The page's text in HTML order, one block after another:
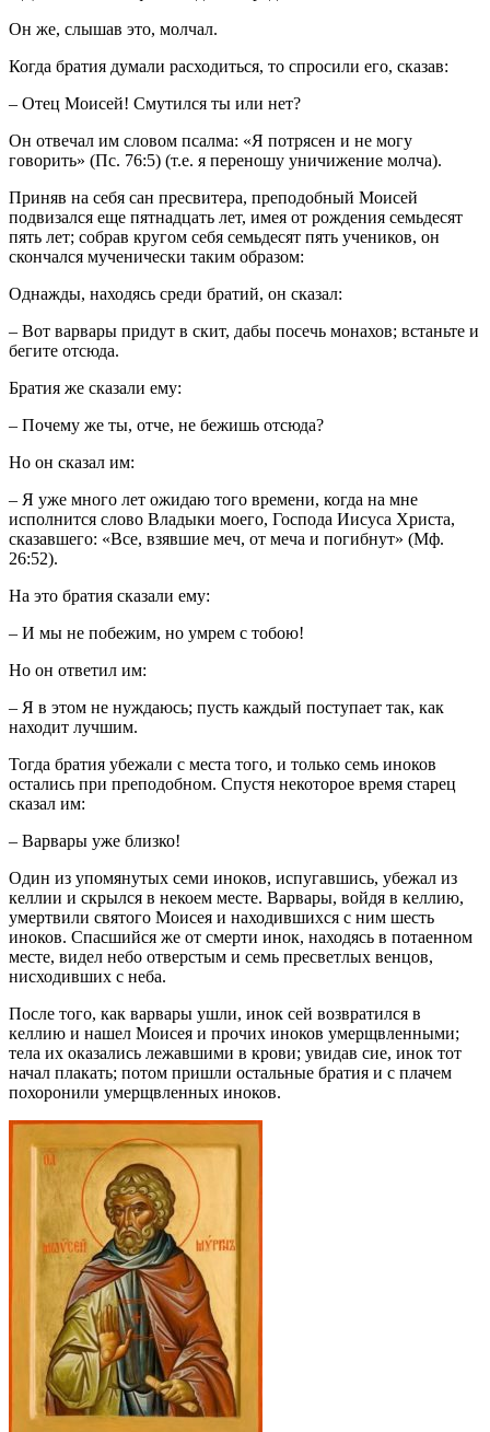
Он же, слышав это, молчал.
Когда братия думали расходиться, то спросили его, сказав:
– Отец Моисей! Смутился ты или нет?
Он отвечал им словом псалма: «Я потрясен и не могу
говорить» (Пс. 76:5) (т.е. я переношу уничижение молча).
Приняв на себя сан пресвитера, преподобный Моисей
подвизался еще пятнадцать лет, имея от рождения семьдесят
пять лет; собрав кругом себя семьдесят пять учеников, он
скончался мученически таким образом:
Однажды, находясь среди братий, он сказал:
– Вот варвары придут в скит, дабы посечь монахов; встаньте и
бегите отсюда.
Братия же сказали ему:
– Почему же ты, отче, не бежишь отсюда?
Но он сказал им:
– Я уже много лет ожидаю того времени, когда на мне
исполнится слово Владыки моего, Господа Иисуса Христа,
сказавшего: «Все, взявшие меч, от меча и погибнут» (Мф.
26:52).
На это братия сказали ему:
– И мы не побежим, но умрем с тобою!
Но он ответил им:
– Я в этом не нуждаюсь; пусть каждый поступает так, как
находит лучшим.
Тогда братия убежали с места того, и только семь иноков
остались при преподобном. Спустя некоторое время старец
сказал им:
– Варвары уже близко!
Один из упомянутых семи иноков, испугавшись, убежал из
келлии и скрылся в некоем месте. Варвары, войдя в келлию,
умертвили святого Моисея и находившихся с ним шесть
иноков. Спасшийся же от смерти инок, находясь в потаенном
месте, видел небо отверстым и семь пресветлых венцов,
нисходивших с неба.
После того, как варвары ушли, инок сей возвратился в
келлию и нашел Моисея и прочих иноков умерщвленными;
тела их оказались лежавшими в крови; увидав сие, инок тот
начал плакать; потом пришли остальные братия и с плачем
похоронили умерщвленных иноков.